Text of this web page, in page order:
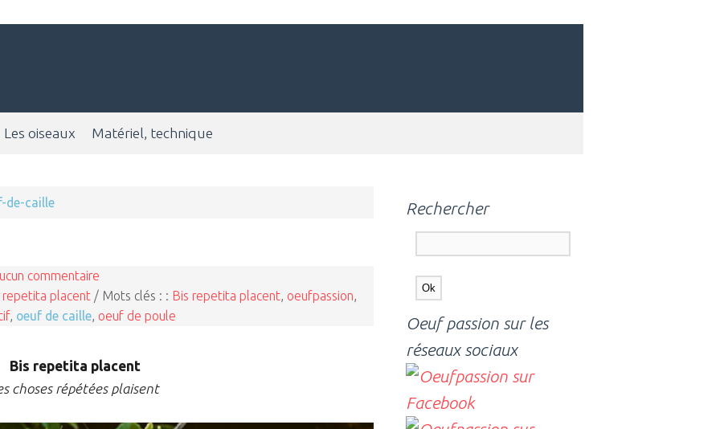
Les oiseaux Matériel, technique
de-caille
commentaire
repetita placent / Mots clés : : Bis repetita placent oeufpassion
, oeuf de caille oeuf de poule
Bis repetita placent
choses répétées plaisent
Rechercher
Oeuf passion sur les
réseaux sociaux